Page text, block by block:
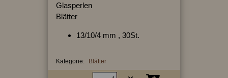
Glasperlen
Blätter
13/10/4 mm , 30St.
Kategorie: Blätter